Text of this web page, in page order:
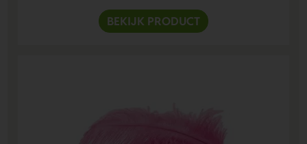
BEKIJK PRODUCT